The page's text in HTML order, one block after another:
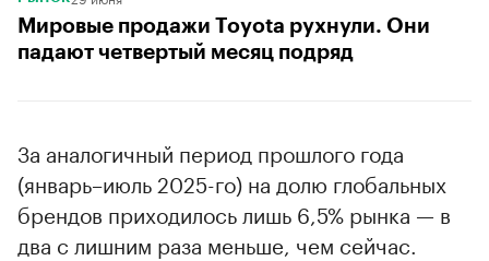
Мировые продажи Toyota рухнули. Они
падают четвертый месяц подряд
За аналогичный период прошлого года
(январь–июль 2025-го) на долю глобальных
брендов приходилось лишь 6,5% рынка — в
два с лишним раза меньше, чем сейчас.